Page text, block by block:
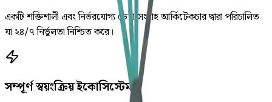
একটি শক্তিশালী এবং নির্ভরযোগ্য ডেটা সংগ্রহ আর্কিটেকচার দ্বারা পরিচালিত
যা ২৪/৭ নির্ভুলতা নিশ্চিত করে।
সম্পূর্ণ স্বয়ংক্রিয় ইকোসিস্টেম